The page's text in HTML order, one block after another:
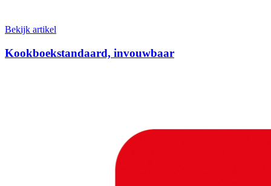
Bekijk artikel
Kookboekstandaard, invouwbaar